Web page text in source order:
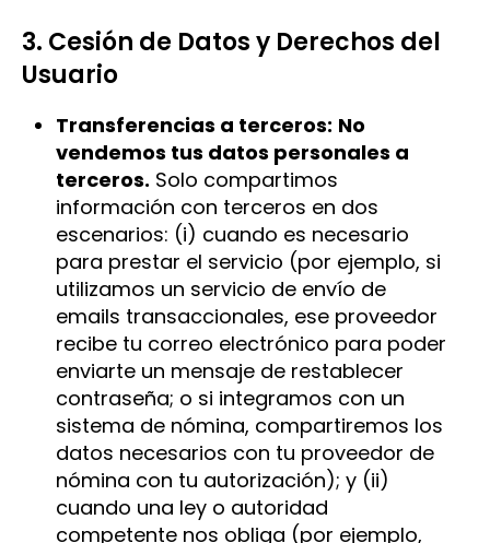
3. Cesión de Datos y Derechos del
Usuario
Transferencias a terceros: No
vendemos tus datos personales a
terceros. Solo compartimos
información con terceros en dos
escenarios: (i) cuando es necesario
para prestar el servicio (por ejemplo, si
utilizamos un servicio de envío de
emails transaccionales, ese proveedor
recibe tu correo electrónico para poder
enviarte un mensaje de restablecer
contraseña; o si integramos con un
sistema de nómina, compartiremos los
datos necesarios con tu proveedor de
nómina con tu autorización); y (ii)
cuando una ley o autoridad
competente nos obliga (por ejemplo,